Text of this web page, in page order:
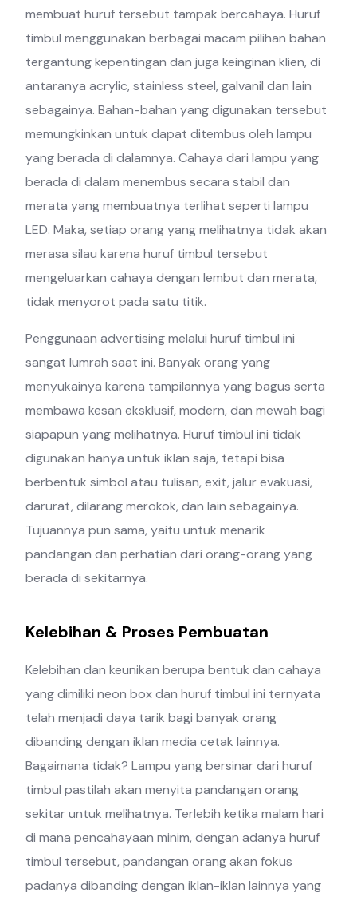
membuat huruf tersebut tampak bercahaya. Huruf
timbul menggunakan berbagai macam pilihan bahan
tergantung kepentingan dan juga keinginan klien, di
antaranya acrylic, stainless steel, galvanil dan lain
sebagainya. Bahan-bahan yang digunakan tersebut
memungkinkan untuk dapat ditembus oleh lampu
yang berada di dalamnya. Cahaya dari lampu yang
berada di dalam menembus secara stabil dan
merata yang membuatnya terlihat seperti lampu
LED. Maka, setiap orang yang melihatnya tidak akan
merasa silau karena huruf timbul tersebut
mengeluarkan cahaya dengan lembut dan merata,
tidak menyorot pada satu titik.
Penggunaan advertising melalui huruf timbul ini
sangat lumrah saat ini. Banyak orang yang
menyukainya karena tampilannya yang bagus serta
membawa kesan eksklusif, modern, dan mewah bagi
siapapun yang melihatnya. Huruf timbul ini tidak
digunakan hanya untuk iklan saja, tetapi bisa
berbentuk simbol atau tulisan, exit, jalur evakuasi,
darurat, dilarang merokok, dan lain sebagainya.
Tujuannya pun sama, yaitu untuk menarik
pandangan dan perhatian dari orang-orang yang
berada di sekitarnya.
Kelebihan & Proses Pembuatan
Kelebihan dan keunikan berupa bentuk dan cahaya
yang dimiliki neon box dan huruf timbul ini ternyata
telah menjadi daya tarik bagi banyak orang
dibanding dengan iklan media cetak lainnya.
Bagaimana tidak? Lampu yang bersinar dari huruf
timbul pastilah akan menyita pandangan orang
sekitar untuk melihatnya. Terlebih ketika malam hari
di mana pencahayaan minim, dengan adanya huruf
timbul tersebut, pandangan orang akan fokus
padanya dibanding dengan iklan-iklan lainnya yang